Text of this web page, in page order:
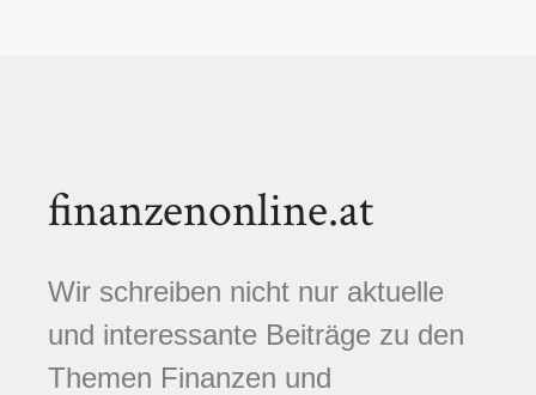
finanzenonline.at
Wir schreiben nicht nur aktuelle
und interessante Beiträge zu den
Themen Finanzen und